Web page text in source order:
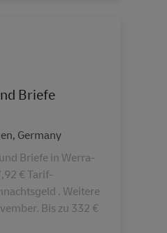
Briefe
Germany
Briefe in Werra-
€ Tarif-
. Weitere
Bis zu 332 €